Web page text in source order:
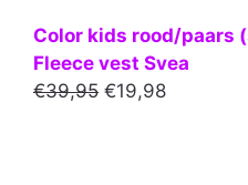
Color kids rood/paars
Fleece vest Svea
€39,95 Oorspronkelijke
€19,98Huidige